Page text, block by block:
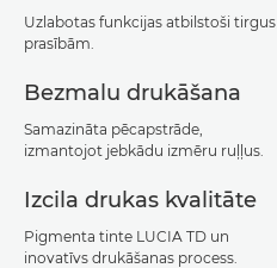
Uzlabotas funkcijas atbilstoši tirgus
prasībām.
Bezmalu drukāšana
Samazināta pēcapstrāde,
izmantojot jebkādu izmēru ruļļus.
Izcila drukas kvalitāte
Pigmenta tinte LUCIA TD un
inovatīvs drukāšanas process.